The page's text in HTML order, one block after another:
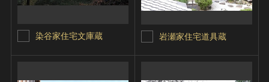
染谷家住宅文庫蔵 岩瀬家住宅道具蔵